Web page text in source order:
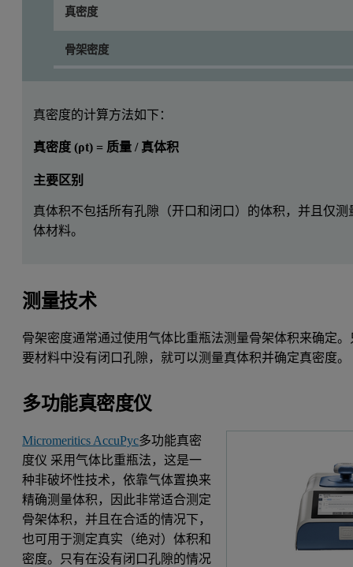
真密度
骨架密度
真密度的计算方法如下：
真密度 (ρt) = 质量 / 真体积
主要区别
真体积不包括所有孔隙（开口和闭口）的体积，并且仅测
体材料。
测量技术
骨架密度通常通过使用气体比重瓶法测量骨架体积来确定。
要材料中没有闭口孔隙，就可以测量真体积并确定真密度。
多功能真密度仪
Micromeritics AccuPyc多功能真密
度仪 采用气体比重瓶法，这是一
种非破坏性技术，依靠气体置换来
精确测量体积，因此非常适合测定
骨架体积，并且在合适的情况下，
也可用于测定真实（绝对）体积和
密度。只有在没有闭口孔隙的情况